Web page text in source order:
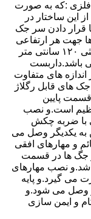
فلزی :که به صورت
این ساختار در
قرار دادن سر جک
جهت هر ارتفاعی
قابل تنظیم می باشد.عرض فریم داربست مثلثی ۱۲۰ سانتی متر
باشد.داربست
های متفاوت
های قابل رگلاژ
پایین
است.و نصب
با ضربه چکش
به یکدیگر وصل می
و مهارهای افقی
جگ ها در قسمت
نصب مهارهای
می گیرد.و پایه
وصل می شود.و
و ایمن سازی